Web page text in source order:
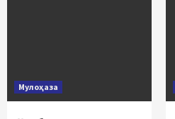
Мулоҳаза